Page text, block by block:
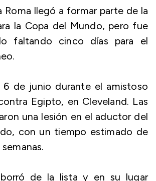
Roma llegó a formar parte de la
la Copa del Mundo, pero fue
faltando cinco días para el
6 de junio durante el amistoso
Egipto, en Cleveland. Las
una lesión en el aductor del
con un tiempo estimado de
de la lista y en su lugar